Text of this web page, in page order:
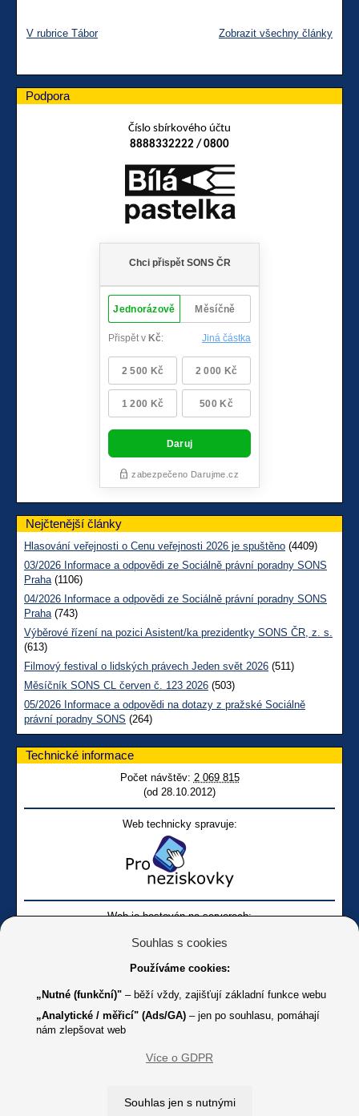
V rubrice Tábor Zobrazit všechny články
Podpora
Číslo sbírkového účtu
8888332222 / 0800
Nejčtenější články
Hlasování veřejnosti o Cenu veřejnosti 2026 je spuštěno (4409)
03/2026 Informace a odpovědi ze Sociálně právní poradny SONS
Praha(1106)
04/2026 Informace a odpovědi ze Sociálně právní poradny SONS
Praha(743)
Výběrové řízení na pozici Asistent/ka prezidentky SONS ČR, z. s.
(613)
Filmový festival o lidských právech Jeden svět 2026 (511)
Měsíčník SONS CL červen č. 123 2026 (503)
05/2026 Informace a odpovědi na dotazy z pražské Sociálně
právní poradny SONS (264)
Technické informace
Počet návštěv: 2 069 815
(od 28.10.2012)
Web technicky spravuje:
Web je hostován na serverech:
Online
Youtube SONS
K jakémukoliv užití textů a obrázků uvedených na tomto serveru je
Souhlas s cookies
Používáme cookies:
„Nutné (funkční)" – běží vždy, zajišťují základní funkce webu
„Analytické / měřicí" (Ads/GA) – jen po souhlasu, pomáhají
nám zlepšovat web
Více o GDPR
Souhlas jen s nutnými